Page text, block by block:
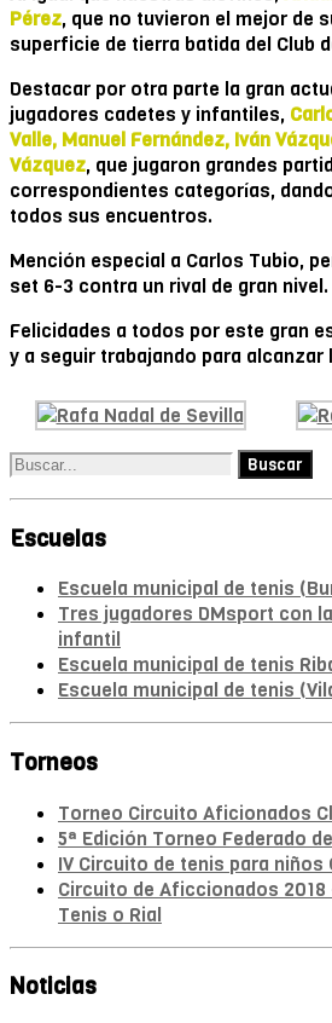
Pérez, que no tuvieron el mejor de
superficie de tierra batida del Club
Destacar por otra parte la gran
jugadores cadetes y infantiles,
Valle, Manuel Fernández, Iván
Vázquez, que jugaron grandes
correspondientes categorías,
todos sus encuentros.
Mención especial a Carlos Tubio,
set 6-3 contra un rival de gran nivel.
Felicidades a todos por este gran
y a seguir trabajando para
Escuelas
Escuela municipal de tenis
Tres jugadores DMsport con
infantil
Escuela municipal de tenis
Escuela municipal de tenis
Torneos
Torneo Circuito Aficionados
5ª Edición Torneo Federado
IV Circuito de tenis para niños
Circuito de Aficcionados 2018
Tenis o Rial
Noticias